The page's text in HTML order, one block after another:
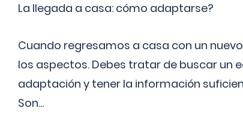
La llegada a casa: cómo adaptarse?
Cuando regresamos a casa con un
los aspectos. Debes tratar de buscar un
adaptación y tener la información
Son...